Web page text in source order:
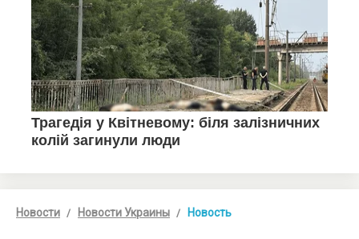
Новости Новости Украины Новость